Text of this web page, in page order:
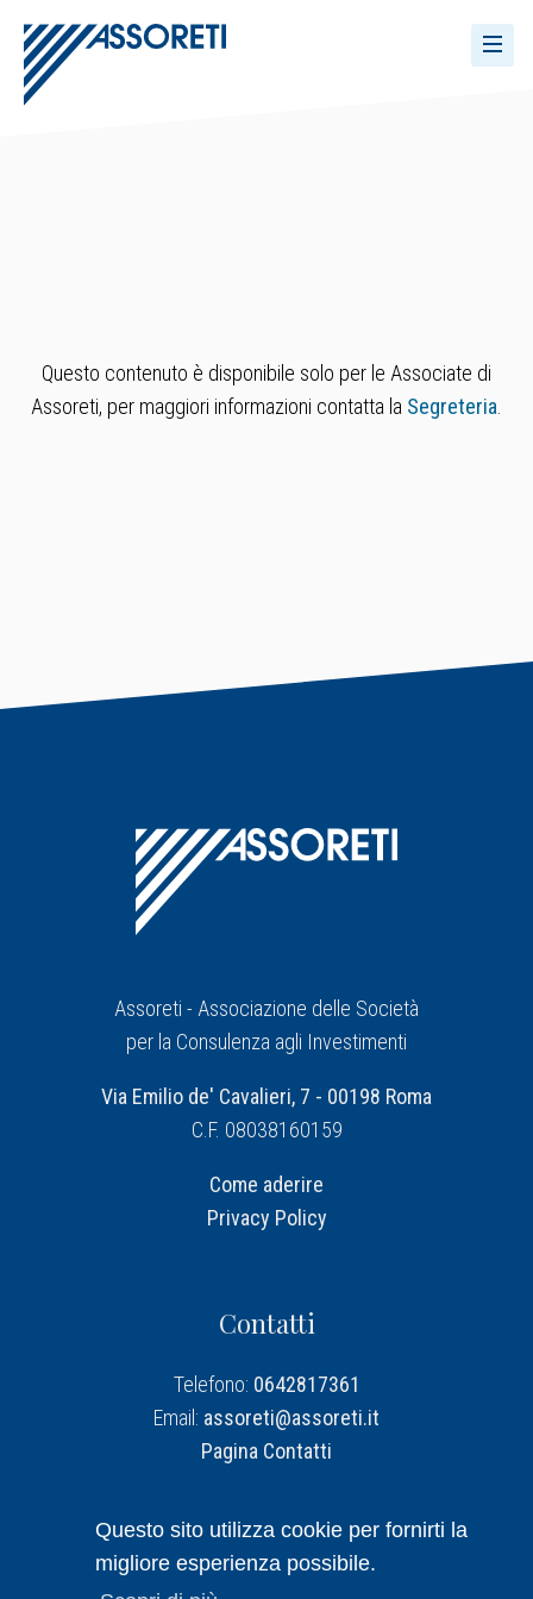
Questo sito utilizza cookie per fornirti la
migliore esperienza possibile.
Questo contenuto è disponibile solo per le Associate di
Assoreti, per maggiori informazioni contatta la Segreteria
Assoreti - Associazione delle Società
per la Consulenza agli Investimenti
Via Emilio de' Cavalieri, 7 - 00198 Roma
C.F. 08038160159
Come aderire
Privacy Policy
Contatti
Telefono: 0642817361
Email: assoreti@assoreti.it
Pagina Contatti